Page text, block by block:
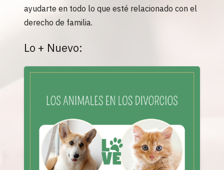
ayudarte en todo lo que esté relacionado con el
derecho de familia.
Lo + Nuevo: